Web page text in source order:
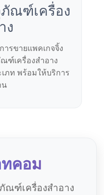
ณฑ์เครื่อง
ง
ารขายแพคเกจจิ้ง
ฑ์เครื่องสำอาง
ภท พร้อมให้บริการ
คอม
ณฑ์เครื่องสำอาง